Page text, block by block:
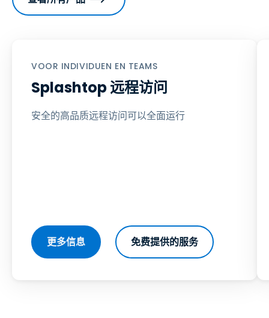
VOOR INDIVIDUEN EN TEAMS
Splashtop 远程访问
安全的高品质远程访问可以全面运行
更多信息 免费提供的服务